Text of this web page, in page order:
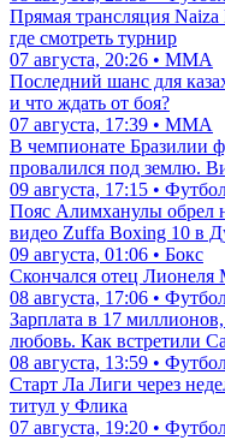
Прямая трансляция
где смотреть турнир
07 августа, 20:26 • ММА
Последний шанс для
и что ждать от боя?
07 августа, 17:39 • ММА
В чемпионате Бразилии
провалился под землю.
09 августа, 17:15 •
Пояс Алимханулы обрел
видео Zuffa Boxing 10 в
09 августа, 01:06 • Бокс
Скончался отец Лионеля
08 августа, 17:06 •
Зарплата в 17
любовь. Как встретили
08 августа, 13:59 •
Старт Ла Лиги через
титул у Флика
07 августа, 19:20 •